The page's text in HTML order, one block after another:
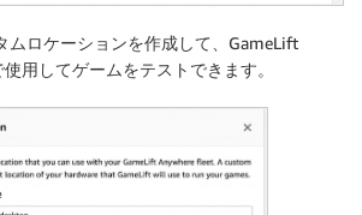
ムロケーションを作成して、GameLift
用してゲームをテストできます。